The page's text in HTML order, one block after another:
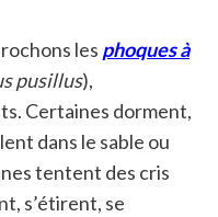
les phoques à
pusillus),
Certaines dorment,
dans le sable ou
tentent des cris
s’étirent, se